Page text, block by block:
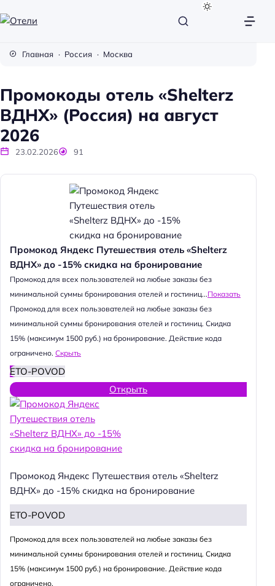
и
Главная Россия Москва
Промокоды отель «Shelterz
ВДНХ» (Россия) на август
2026
23.02.2026 91
Промокод Яндекс Путешествия отель «Shelterz
ВДНХ» до -15% скидка на бронирование
Промокод для всех пользователей на любые заказы без
минимальной суммы бронирования отелей и гостиниц...Показать
Промокод для всех пользователей на любые заказы без
минимальной суммы бронирования отелей и гостиниц. Скидка
15% (максимум 1500 руб.) на бронирование. Действие кода
ограничено. Скрыть
ETO-POVOD
Открыть
Промокод Яндекс Путешествия отель «Shelterz
ВДНХ» до -15% скидка на бронирование
ETO-POVOD
Промокод для всех пользователей на любые заказы без
минимальной суммы бронирования отелей и гостиниц. Скидка
15% (максимум 1500 руб.) на бронирование. Действие кода
ограничено.